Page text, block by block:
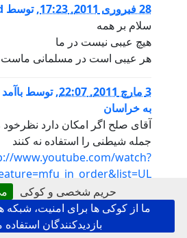
حریم شخصی و کوکی
ما از کوکی ها برای امنیت، شبکه
بازدیدکنندگان
28 فبروری 2011, 17:23 ,توسط
سلام بر همه
هیچ عیبی نیست در ما
هر عیبی است در مسلمانی ماست
3 مارچ 2011, 22:07 ,توسط
به خراسان
آقای صلح اگر امکان دارد نظرخود
جمله شیطنی را استفاده نه کنند
www.youtube.com/watch?